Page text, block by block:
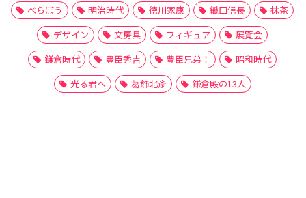
べらぼう
明治時代 徳川家康 織田信長
抹茶
デザイン
文房具 フィギュア
展覧会
鎌倉時代
豊臣秀吉 豊臣兄弟！
昭和時代
光る君へ
葛飾北斎 鎌倉殿の13人